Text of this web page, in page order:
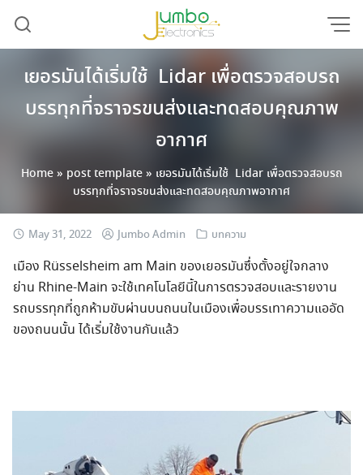
content
เยอรมันได้เริ่มใช้ Lidar เพื่อตรวจสอบรถ
บรรทุกที่จราจรขนส่งและทดสอบคุณภาพ
อากาศ
Home» post template» เยอรมันได้เริ่มใช้ Lidar เพื่อตรวจสอบรถ
บรรทุกที่จราจรขนส่งและทดสอบคุณภาพอากาศ
May 31, 2022 Jumbo Admin บทความ
เมือง Rüsselsheim am Main ของเยอรมันซึ่งตั้งอยู่ใจกลาง
ย่าน Rhine-Main จะใช้เทคโนโลยีนี้ในการตรวจสอบและรายงาน
รถบรรทุกที่ถูกห้ามขับผ่านบนถนนในเมืองเพื่อบรรเทาความแออัด
ของถนนนั้น ได้เริ่มใช้งานกันแล้ว